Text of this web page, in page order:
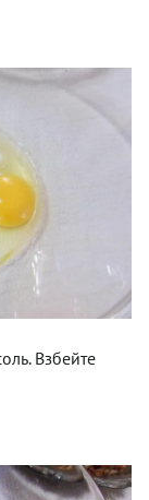
Взбейте